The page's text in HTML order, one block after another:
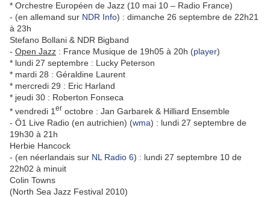
* Orchestre Européen de Jazz (10 mai 10 – Radio France)
- (en allemand sur NDR Info) : dimanche 26 septembre de 22h21
à 23h
Stefano Bollani & NDR Bigband
- Open Jazz : France Musique de 19h05 à 20h (player)
* lundi 27 septembre : Lucky Peterson
* mardi 28 : Géraldine Laurent
* mercredi 29 : Eric Harland
* jeudi 30 : Roberton Fonseca
* vendredi 1 er octobre : Jan Garbarek & Hilliard Ensemble
- Ö1 Live Radio (en autrichien) (wma) : lundi 27 septembre de
19h30 à 21h
Herbie Hancock
- (en néerlandais sur NL Radio 6) : lundi 27 septembre 10 de
22h02 à minuit
Colin Towns
(North Sea Jazz Festival 2010)